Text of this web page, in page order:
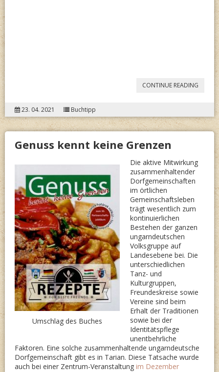
CONTINUE READING
WOLF
23. 04. 2021 Buchtipp
Genuss kennt keine Grenzen
Umschlag des Buches
Die aktive Mitwirkung
zusammenhaltender
Dorfgemeinschaften
im örtlichen
Gemeinschaftsleben
trägt wesentlich zum
kontinuierlichen
Bestehen der ganzen
ungarndeutschen
Volksgruppe auf
Landesebene bei. Die
unterschiedlichen
Tanz- und
Kulturgruppen,
Freundeskreise sowie
Vereine sind beim
Erhalt der Traditionen
sowie bei der
Identitätspflege
unentbehrliche
Faktoren. Eine solche zusammenhaltende ungarndeutsche
Dorfgemeinschaft gibt es in Tarian. Diese Tatsache wurde
auch bei einer Zentrum-Veranstaltung im Dezember